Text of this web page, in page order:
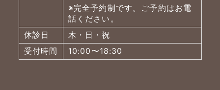
※完全予約制です。ご予約はお電
話ください。
休診日
木・日・祝
受付時間
10:00〜18:30